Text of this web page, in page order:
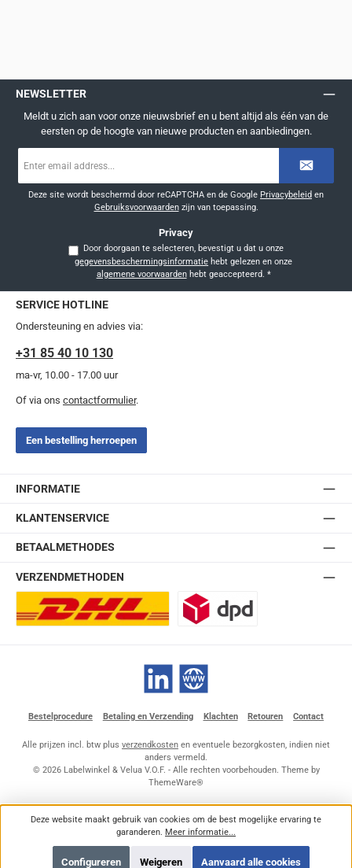
NEWSLETTER
Meldt u zich aan voor onze nieuwsbrief en u bent altijd als één van de
eersten op de hoogte van nieuwe producten en aanbiedingen.
mailadres
Deze site wordt beschermd door reCAPTCHA en de Google Privacybeleid en
Gebruiksvoorwaardenzijn van toepassing.
Privacy
Door doorgaan te selecteren, bevestigt u dat u onze
gegevensbeschermingsinformatie
algemene voorwaardenhebt geaccepteerd. *
SERVICE HOTLINE
Ondersteuning en advies via:
+31 85 40 10 130
ma-vr, 10.00 - 17.00 uur
Of via ons contactformulier.
Een bestelling herroepen
INFORMATIE
KLANTENSERVICE
BETAALMETHODES
VERZENDMETHODEN
LinkedIn Website
Bestelprocedure Betaling en Verzending Klachten Retouren Contact
Alle prijzen incl. btw plus verzendkosten en eventuele bezorgkosten, indien niet
anders vermeld.
© 2026 Labelwinkel & Velua V.O.F. - Alle rechten voorbehouden. Theme by
ThemeWare®
Deze website maakt gebruik van cookies om de best mogelijke ervaring te
garanderen. Meer informatie...
Weigeren
Configureren Aanvaard alle cookies